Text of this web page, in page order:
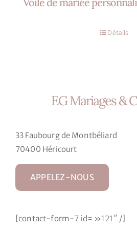
Détails
EG Mariages &
33 Faubourg de Montbéliard
70400 Héricourt
APPELEZ-NOUS
[contact-form-7 id= »121″ /]